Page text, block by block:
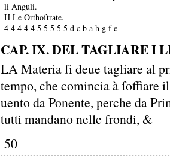
li Anguli.
H Le Orthoſtrate.
4 4 4 4 4 5 5 5 5 5 d c b a h g f e
CAP. IX. DEL TAGLIARE I
LA Materia ſi deue tagliare al
tempo, che comincia à ſoffiare il
uento da Ponente, perche da
tutti mandano nelle frondi, &
50